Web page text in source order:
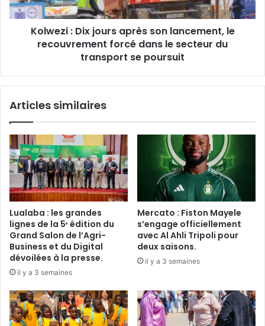
le
recouvrement
du
se
Kolwezi : Dix jours après son lancement, le
recouvrement forcé dans le secteur du
transport se poursuit
Articles similaires
Lualaba : les grandes
lignes de la 5ᵉ édition du
Grand Salon de l’Agri-
Business et du Digital
dévoilées à la presse.
il y a 3 semaines
Mercato : Fiston Mayele
s’engage officiellement
avec Al Ahli Tripoli pour
deux saisons.
il y a 3 semaines